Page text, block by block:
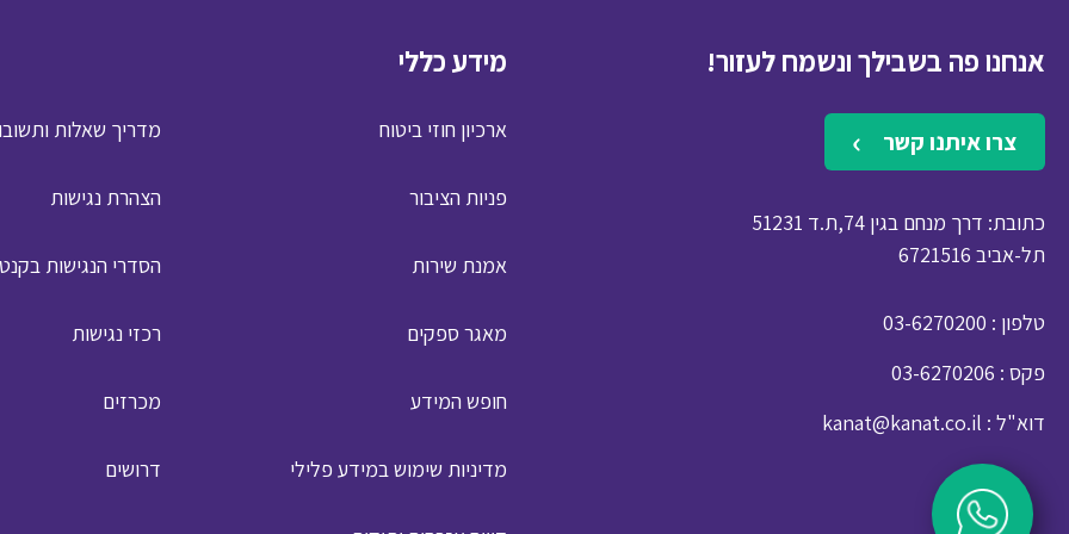
אנחנו פה בשבילך ונשמח לעזור!
צרו איתנו קשר
כתובת: דרך מנחם בגין 74,ת.ד 51231
תל-אביב 6721516
03-6270200
: טלפון
03-6270206 : פקס
kanat@kanat.co.il : דוא"ל
מידע כללי
ארכיון חוזי ביטוח
פניות הציבור
אמנת שירות
מאגר ספקים
חופש המידע
מדיניות שימוש במידע פלילי
מדריך שאלות
הצהרת נגישות
הסדרי הנגישות בקנט
רכזי נגישות
מכרזים
דרושים